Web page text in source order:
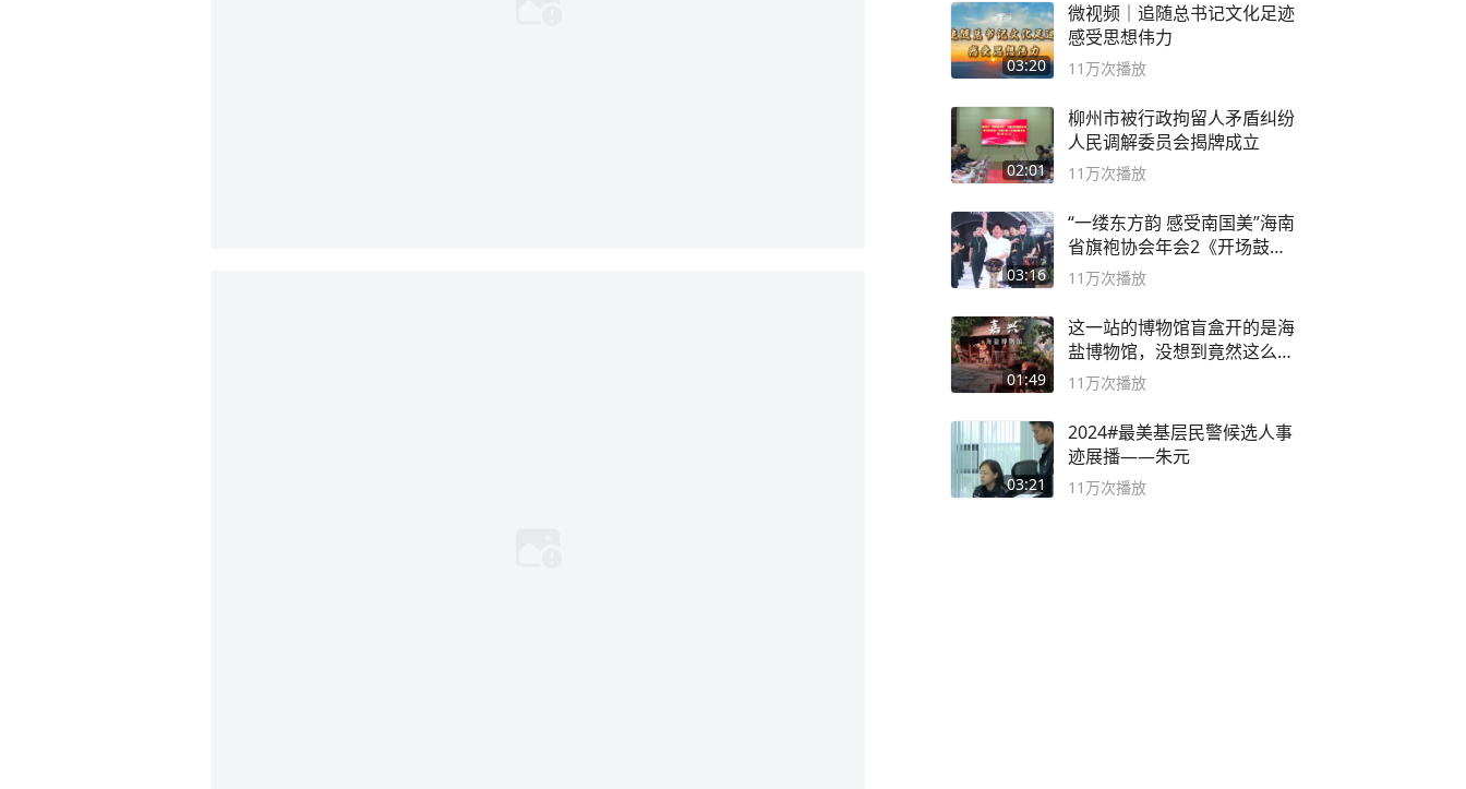
03:20
微视频｜追随总书记文化足迹
感受思想伟力
11万次播放
02:01
柳州市被行政拘留人矛盾纠纷
人民调解委员会揭牌成立
11万次播放
03:16
“一缕东方韵 感受南国美”海南
省旗袍协会年会2《开场鼓》
二团
11万次播放
01:49
这一站的博物馆盲盒开的是海
盐博物馆，没想到竟然这么好
逛！
11万次播放
03:21
2024#最美基层民警候选人事
迹展播——朱元
11万次播放